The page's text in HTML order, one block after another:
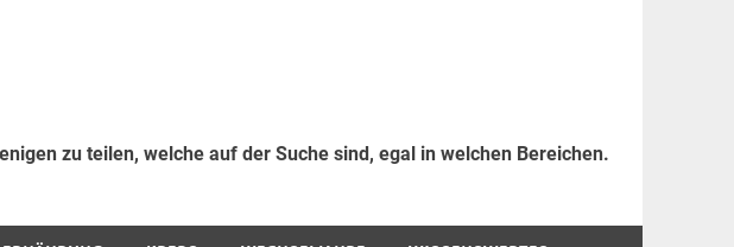
zu teilen, welche auf der Suche sind, egal in welchen Bereichen.